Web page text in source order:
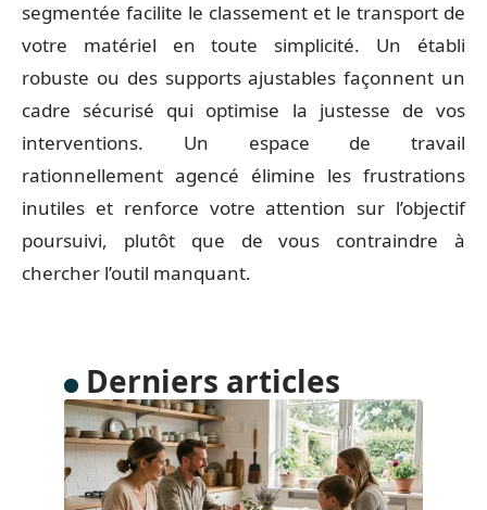
segmentée facilite le classement et le transport de
votre matériel en toute simplicité. Un établi
robuste ou des supports ajustables façonnent un
cadre sécurisé qui optimise la justesse de vos
interventions. Un espace de travail
rationnellement agencé élimine les frustrations
inutiles et renforce votre attention sur l’objectif
poursuivi, plutôt que de vous contraindre à
chercher l’outil manquant.
Derniers articles